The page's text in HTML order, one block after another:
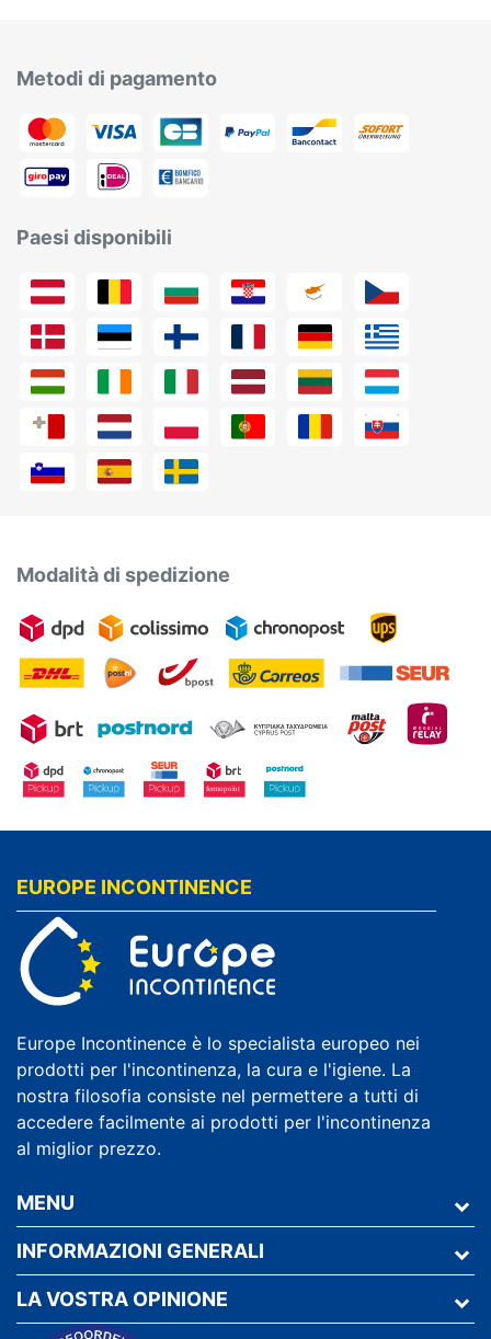
Metodi di pagamento
Paesi disponibili
Modalità di spedizione
EUROPE INCONTINENCE
Europe Incontinence è lo specialista europeo nei
prodotti per l'incontinenza, la cura e l'igiene. La
nostra filosofia consiste nel permettere a tutti di
accedere facilmente ai prodotti per l'incontinenza
al miglior prezzo.
MENU
INFORMAZIONI GENERALI
LA VOSTRA OPINIONE